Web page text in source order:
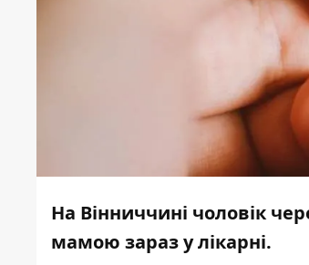
На Вінниччині чоловік
мамою зараз у лікарні.